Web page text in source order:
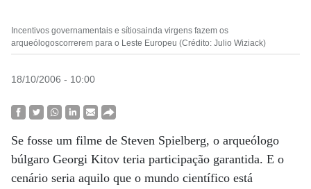
Incentivos governamentais e sítiosainda virgens fazem os
arqueólogoscorrerem para o Leste Europeu (Crédito: Julio Wiziack)
18/10/2006 - 10:00
Se fosse um filme de Steven Spielberg, o arqueólogo
búlgaro Georgi Kitov teria participação garantida. E o
cenário seria aquilo que o mundo científico está